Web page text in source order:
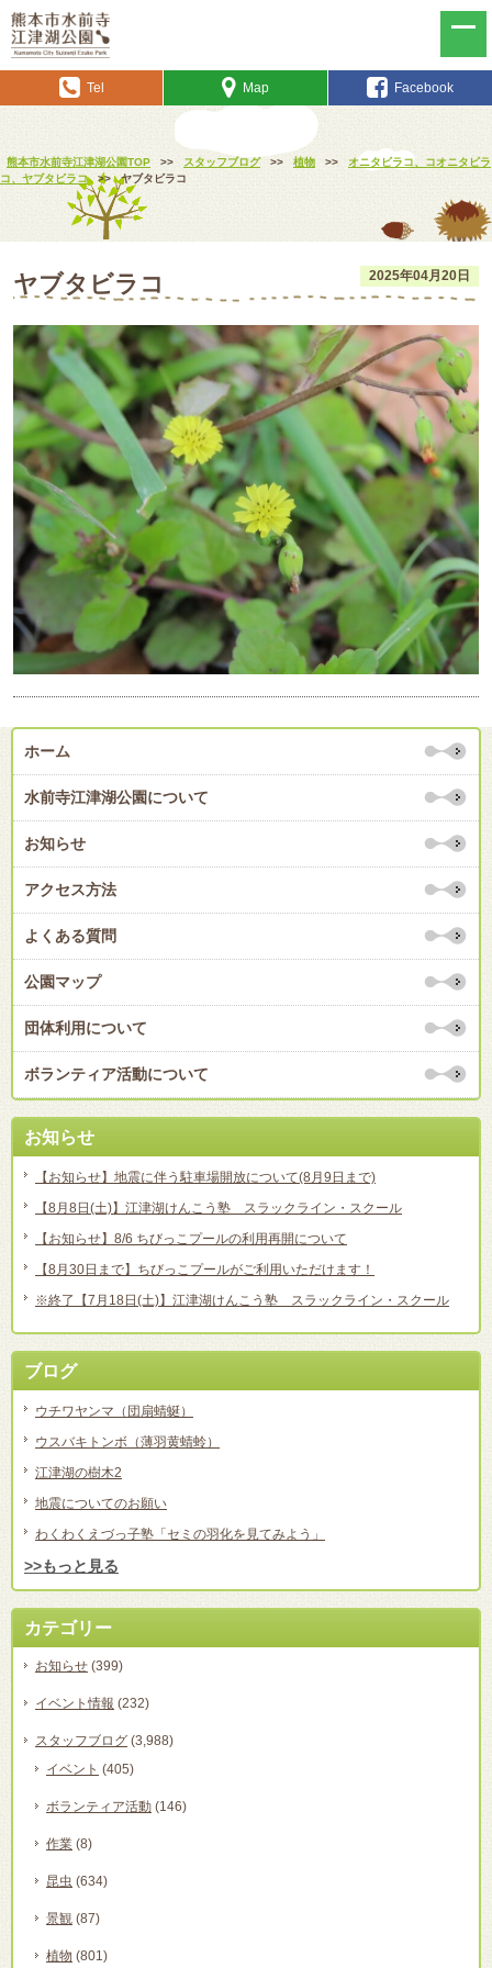
Tel Map Facebook
熊本市水前寺江津湖公園TOP >> スタッフブログ >> 植物 >>
オニタビラコ、コオニタビラ
コ、ヤブタビラコ
>> ヤブタビラコ
2025年04月20日
ヤブタビラコ
ホーム
水前寺江津湖公園について
お知らせ
アクセス方法
よくある質問
公園マップ
団体利用について
ボランティア活動について
お知らせ
【お知らせ】地震に伴う駐車場開放について(8月9日まで)
【8月8日(土)】江津湖けんこう塾 スラックライン・スクール
【お知らせ】8/6 ちびっこプールの利用再開について
【8月30日まで】ちびっこプールがご利用いただけます！
※終了【7月18日(土)】江津湖けんこう塾 スラックライン・スクール
ブログ
ウチワヤンマ（団扇蜻蜒）
ウスバキトンボ（薄羽黄蜻蛉）
江津湖の樹木2
地震についてのお願い
わくわくえづっ子塾「セミの羽化を見てみよう」
>>もっと見る
カテゴリー
お知らせ (399)
イベント情報 (232)
スタッフブログ (3,988)
イベント (405)
ボランティア活動 (146)
作業 (8)
昆虫 (634)
景観 (87)
植物 (801)